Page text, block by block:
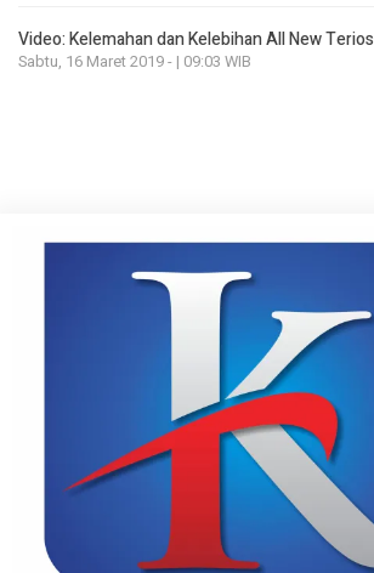
Video: Kelemahan dan Kelebihan All New Terios
Sabtu, 16 Maret 2019 - | 09:03 WIB